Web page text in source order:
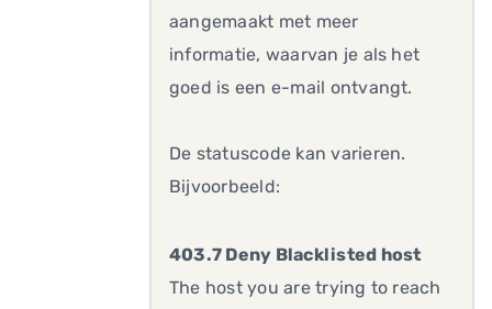
aangemaakt met meer
informatie, waarvan je als het
goed is een e-mail ontvangt.
De statuscode kan varieren.
Bijvoorbeeld:
403.7 Deny Blacklisted host
The host you are trying to reach